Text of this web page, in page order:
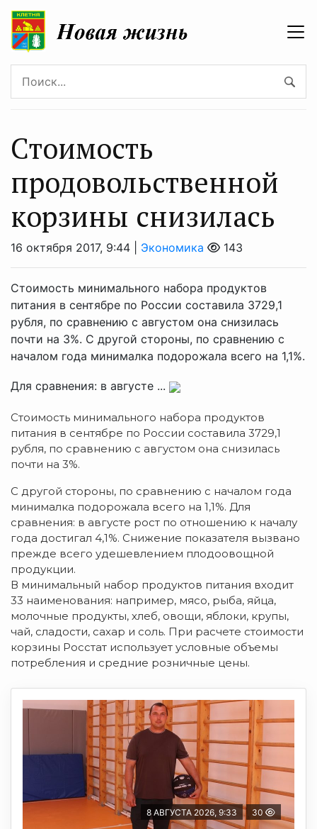
Стоимость
продовольственной
корзины снизилась
16 октября 2017, 9:44 | Экономика 143
Стоимость минимального набора продуктов
питания в сентябре по России составила 3729,1
рубля, по сравнению с августом она снизилась
почти на 3%. С другой стороны, по сравнению с
началом года минималка подорожала всего на 1,1%.
Для сравнения: в августе ...
Стоимость минимального набора продуктов
питания в сентябре по России составила 3729,1
рубля, по сравнению с августом она снизилась
почти на 3%.
С другой стороны, по сравнению с началом года
минималка подорожала всего на 1,1%. Для
сравнения: в августе рост по отношению к началу
года достигал 4,1%. Снижение показателя вызвано
прежде всего удешевлением плодоовощной
продукции.
В минимальный набор продуктов питания входит
33 наименования: например, мясо, рыба, яйца,
молочные продукты, хлеб, овощи, яблоки, крупы,
чай, сладости, сахар и соль. При расчете стоимости
корзины Росстат использует условные объемы
потребления и средние розничные цены.
8 АВГУСТА 2026, 9:33 30